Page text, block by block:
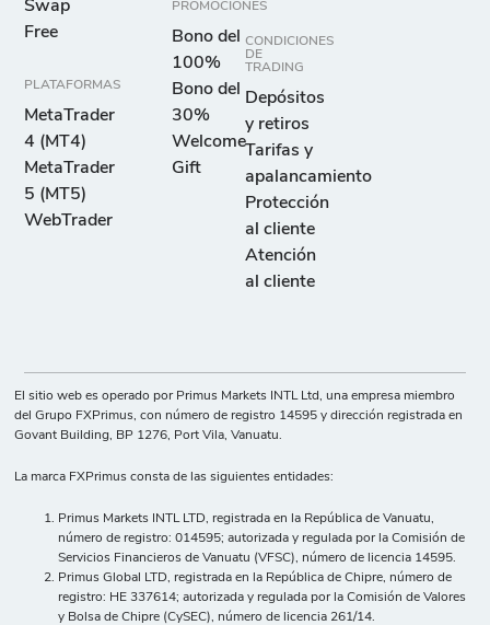
Swap
Free
PLATAFORMAS
MetaTrader
4 (MT4)
MetaTrader
5 (MT5)
WebTrader
PROMOCIONES
Bono del
100%
Bono del
30%
Welcome
Gift
CONDICIONES
DE
TRADING
Depósitos
y retiros
Tarifas y
apalancamiento
Protección
al cliente
Atención
al cliente
El sitio web es operado por Primus Markets INTL Ltd, una empresa miembro
del Grupo FXPrimus, con número de registro 14595 y dirección registrada en
Govant Building, BP 1276, Port Vila, Vanuatu.
La marca FXPrimus consta de las siguientes entidades:
Primus Markets INTL LTD, registrada en la República de Vanuatu,
número de registro: 014595; autorizada y regulada por la Comisión de
Servicios Financieros de Vanuatu (VFSC), número de licencia 14595.
Primus Global LTD, registrada en la República de Chipre, número de
registro: HE 337614; autorizada y regulada por la Comisión de Valores
y Bolsa de Chipre (CySEC), número de licencia 261/14.